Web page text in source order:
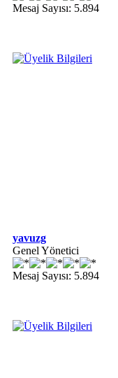
Mesaj Sayısı: 5.894
yavuzg
Genel Yönetici
Mesaj Sayısı: 5.894